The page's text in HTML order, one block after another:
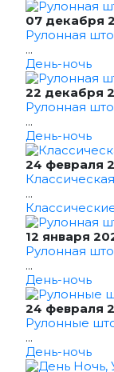
07 декабря
Рулонная
...
День-ночь
22 декабря
Рулонная
...
День-ночь
24 февраля
...
12 января
Рулонная
...
День-ночь
24 февраля
Рулонные
...
День-ночь